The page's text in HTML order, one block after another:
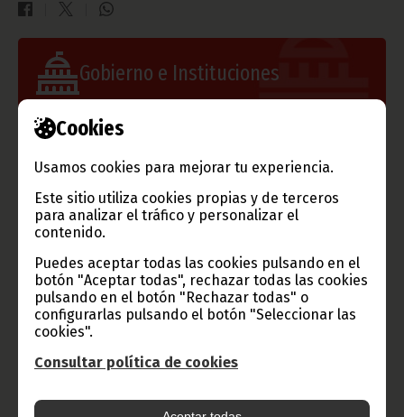
Cookies
Usamos cookies para mejorar tu experiencia.
Este sitio utiliza cookies propias y de terceros
para analizar el tráfico y personalizar el
contenido.
Puedes aceptar todas las cookies pulsando en el
botón "Aceptar todas", rechazar todas las cookies
pulsando en el botón "Rechazar todas" o
configurarlas pulsando el botón "Seleccionar las
cookies".
Consultar política de cookies
Gobierno e Instituciones
Información de Guinea Ecuatorial
TVGE
Radio Nacional de Guinea
Ecuatorial